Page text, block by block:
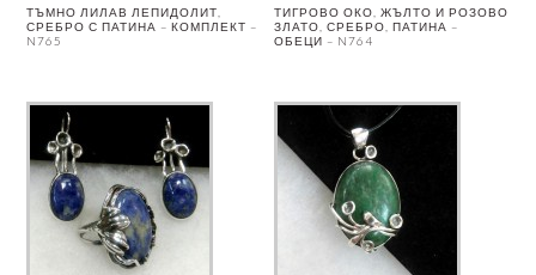
ТЪМНО ЛИЛАВ ЛЕПИДОЛИТ,
СРЕБРО С ПАТИНА – КОМПЛЕКТ –
N765
ТИГРОВО ОКО, ЖЪЛТО И РОЗОВО
ЗЛАТО, СРЕБРО, ПАТИНА –
ОБЕЦИ – N764